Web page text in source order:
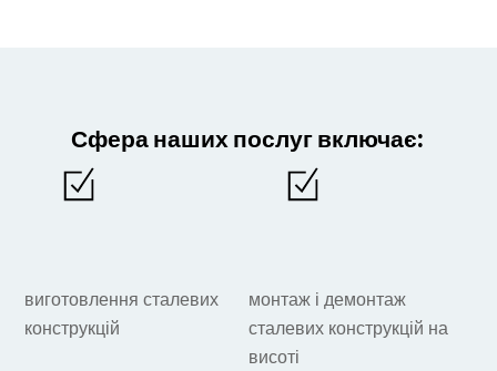
Сфера наших послуг включає:
виготовлення сталевих
конструкцій
монтаж і демонтаж
сталевих конструкцій на
висоті